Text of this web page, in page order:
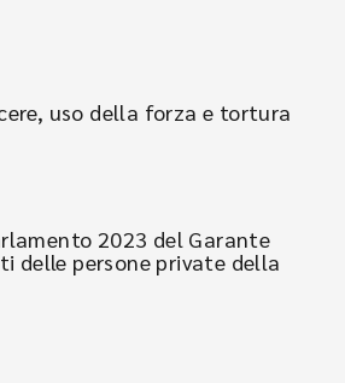
uso della forza e tortura
2023 del Garante
delle persone private della